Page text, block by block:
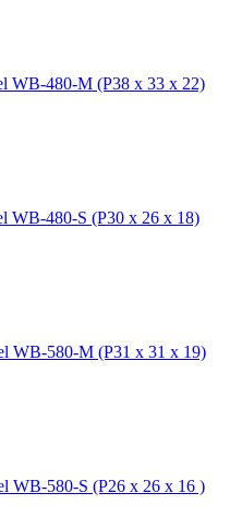
WB-480-M (Р38 х 33 х 22)
WB-480-S (Р30 х 26 х 18)
WB-580-M (Р31 х 31 х 19)
WB-580-S (Р26 х 26 х 16 )